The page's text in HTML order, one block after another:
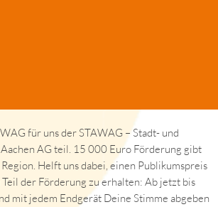
für uns der STAWAG – Stadt- und
AG teil. 15 000 Euro Förderung gibt
Helft uns dabei, einen Publikumspreis
der Förderung zu erhalten: Ab jetzt bis
mit jedem Endgerät Deine Stimme abgeben